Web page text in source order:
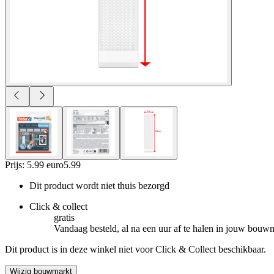
Prijs: 5.99 euro5.99
Dit product wordt niet thuis bezorgd
Click & collect
gratis
Vandaag besteld, al na een uur af te halen in jouw
Dit product is in deze winkel niet voor Click & Collect beschikbaar.
Wijzig bouwmarkt